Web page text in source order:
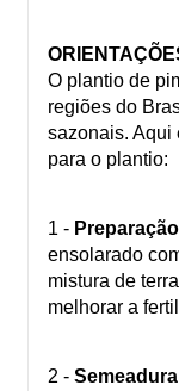
O plantio de
regiões do
sazonais. Aqui
para o plantio:
1 -
ensolarado
mistura de
melhorar a
2 -